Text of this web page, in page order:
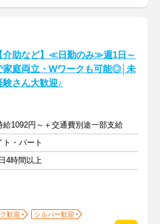
介助など】≪日勤のみ≫週1日～
家庭両立・Wワークも可能◎│未
験さん大歓迎♪
給1092円～＋交通費別途一部支給
ト・パート
4時間以上
歓迎
シルバー歓迎